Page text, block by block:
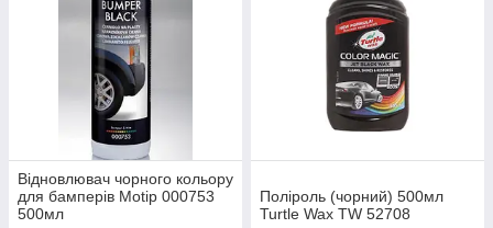
Відновлювач чорного кольору
для бамперів Motip 000753
500мл
Поліроль (чорний) 500мл
Turtle Wax TW 52708